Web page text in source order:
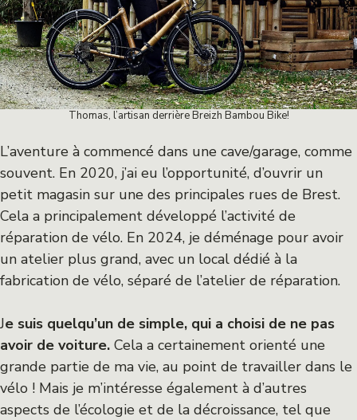
Thomas, l’artisan derrière Breizh Bambou Bike!
L’aventure à commencé dans une cave/garage, comme
souvent. En 2020, j’ai eu l’opportunité, d’ouvrir un
petit magasin sur une des principales rues de Brest.
Cela a principalement développé l’activité de
réparation de vélo. En 2024, je déménage pour avoir
un atelier plus grand, avec un local dédié à la
fabrication de vélo, séparé de l’atelier de réparation.
Je suis quelqu’un de simple, qui a choisi de ne pas
avoir de voiture. Cela a certainement orienté une
grande partie de ma vie, au point de travailler dans le
vélo ! Mais je m’intéresse également à d’autres
aspects de l’écologie et de la décroissance, tel que